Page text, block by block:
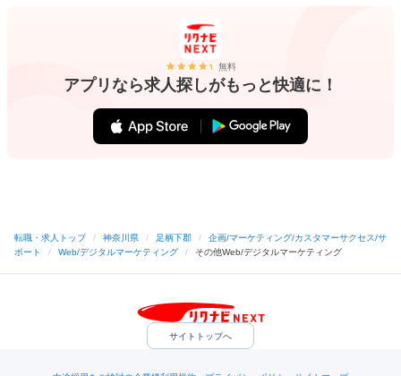
無料
アプリなら求人探しがもっと快適に！
転職・求人トップ / 神奈川県 / 足柄下郡 /
企画/マーケティング/カスタマーサクセス/サ
ポート
/ Web/デジタルマーケティング / その他Web/デジタルマーケティング
サイトトップへ